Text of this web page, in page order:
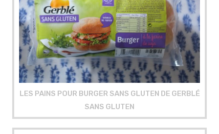
LES PAINS POUR BURGER SANS GLUTEN DE GERBLÉ
SANS GLUTEN